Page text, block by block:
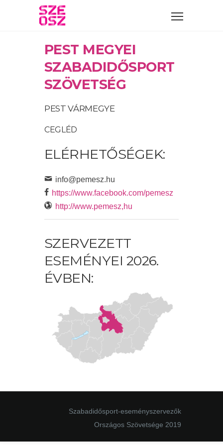
PEST MEGYEI
SZABADIDŐSPORT
SZÖVETSÉG
PEST VÁRMEGYE
CEGLÉD
ELÉRHETŐSÉGEK:
info@pemesz.hu
https://www.facebook.com/pemesz
http://www.pemesz,hu
SZERVEZETT
ESEMÉNYEI 2026.
ÉVBEN:
Szabadidősport-eseményszervezők
Országos Szövetsége 2019